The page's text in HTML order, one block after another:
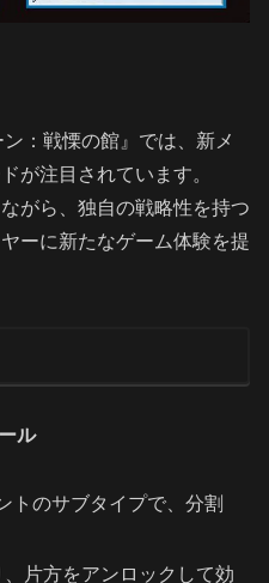
：戦慄の館』では、新メ
が注目されています。
がら、独自の戦略性を持つ
ーに新たなゲーム体験を提
ル
トのサブタイプで、分割
片方をアンロックして効